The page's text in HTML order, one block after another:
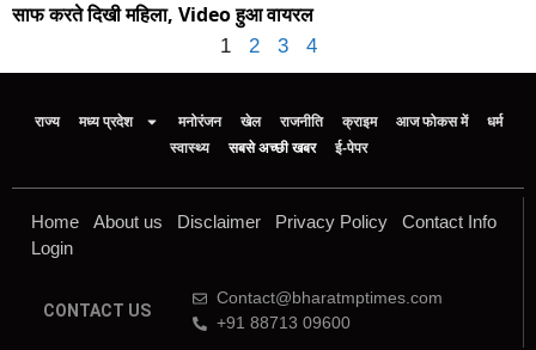
साफ करते दिखी महिला, Video हुआ वायरल
1 2 3 4
राज्य मध्य प्रदेश मनोरंजन खेल राजनीति क्राइम आज फोकस में
धर्म
स्वास्थ्य
सबसे अच्छी खबर ई-पेपर
Home About us Disclaimer Privacy Policy
Contact Info
Login
CONTACT US
Contact@bharatmptimes.com
+91 88713 09600